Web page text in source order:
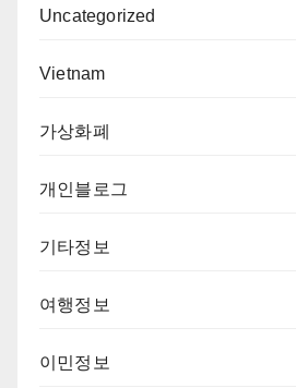
Uncategorized
Vietnam
가상화폐
개인블로그
기타정보
여행정보
이민정보